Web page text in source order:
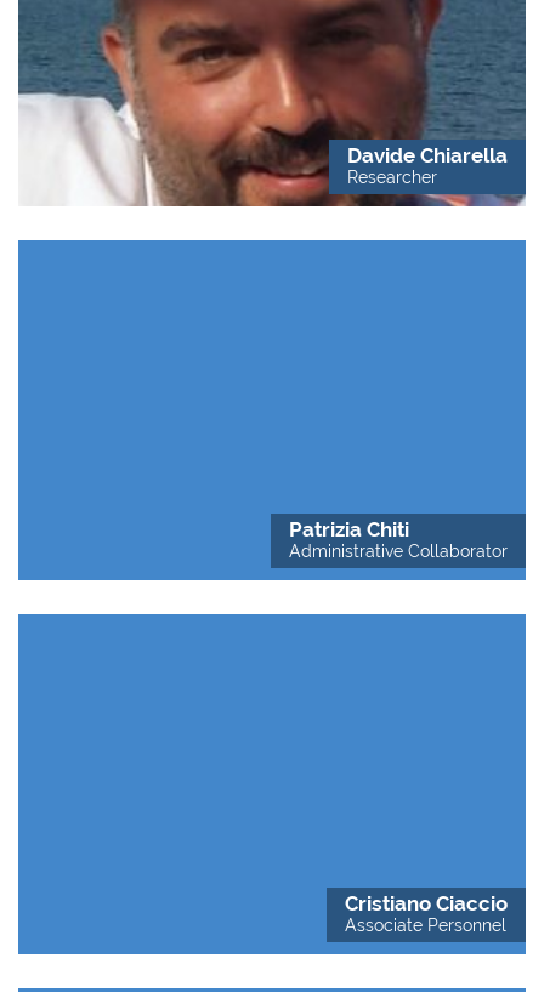
Davide Chiarella
Researcher
Patrizia Chiti
Administrative Collaborator
Cristiano Ciaccio
Associate Personnel